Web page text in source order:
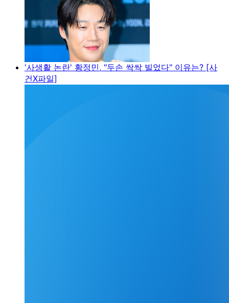
'사생활 논란' 황정민, "두손 싹싹 빌었다" 이유는? [사
건X파일]